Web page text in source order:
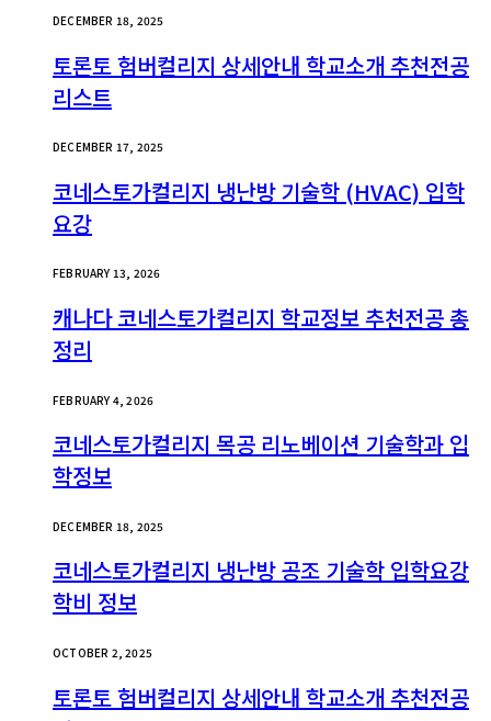
DECEMBER 18, 2025
토론토 험버컬리지 상세안내 학교소개 추천전공
리스트
DECEMBER 17, 2025
코네스토가컬리지 냉난방 기술학 (HVAC) 입학
요강
FEBRUARY 13, 2026
캐나다 코네스토가컬리지 학교정보 추천전공 총
정리
FEBRUARY 4, 2026
코네스토가컬리지 목공 리노베이션 기술학과 입
학정보
DECEMBER 18, 2025
코네스토가컬리지 냉난방 공조 기술학 입학요강
학비 정보
OCTOBER 2, 2025
토론토 험버컬리지 상세안내 학교소개 추천전공